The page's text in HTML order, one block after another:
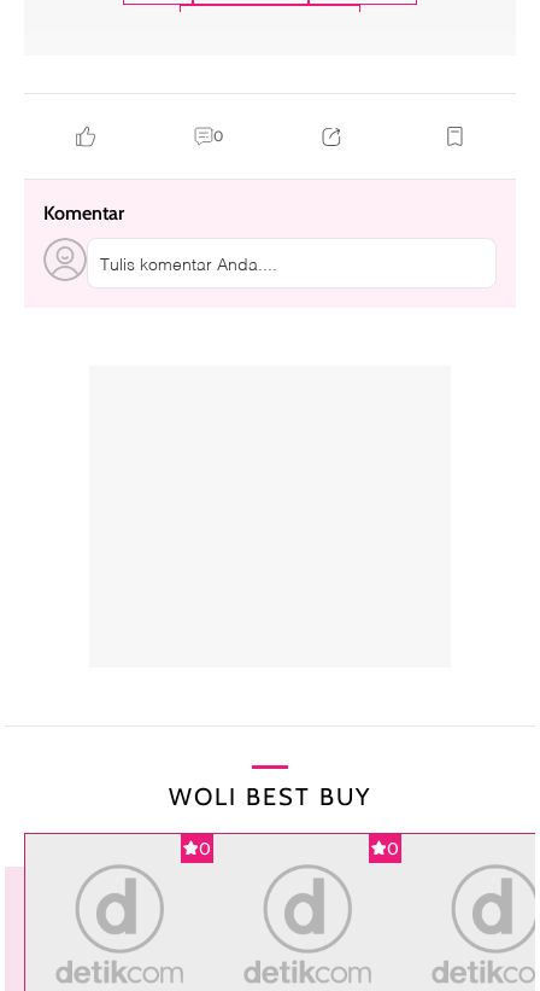
golden globes 2026
0
Komentar
Tulis komentar Anda....
WOLI BEST BUY
0 0